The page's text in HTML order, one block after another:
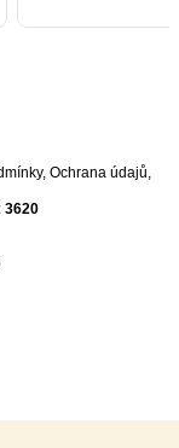
, Ochrana údajů,
3620